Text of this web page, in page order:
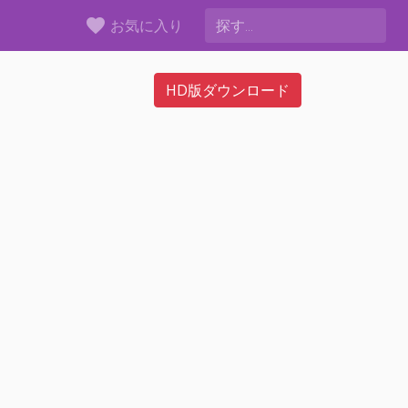
favorite お気に入り
HD版ダウンロード